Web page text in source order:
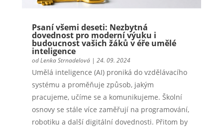
Psaní všemi deseti: Nezbytná
dovednost pro moderní výuku i
budoucnost vašich žáků v éře umělé
inteligence
odLenka Strnadelová| 24. 09. 2024
Umělá inteligence (AI) proniká do vzdělávacího
systému a proměňuje způsob, jakým
pracujeme, učíme se a komunikujeme. Školní
osnovy se stále více zaměřují na programování,
robotiku a další digitální dovednosti. Přitom by